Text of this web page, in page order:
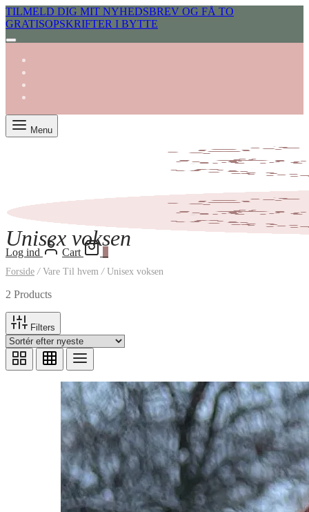
TILMELD DIG MIT NYHEDSBREV OG FÅ TO
GRATISOPSKRIFTER I BYTTE
Menu
Log ind Cart
Unisex voksen
Forside /Vare Til hvem /Unisex voksen
2 Products
Filters